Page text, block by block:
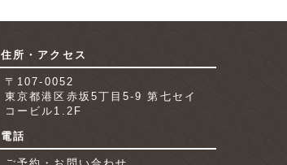
住所・アクセス
〒107-0052
東京都港区赤坂5丁目5-9 第七セイ
コービル1.2F
電話